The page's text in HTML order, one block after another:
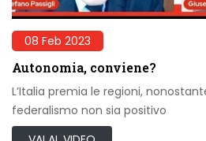
08 Feb 2023
Autonomia, conviene?
L’Italia premia le regioni,
federalismo non sia positivo